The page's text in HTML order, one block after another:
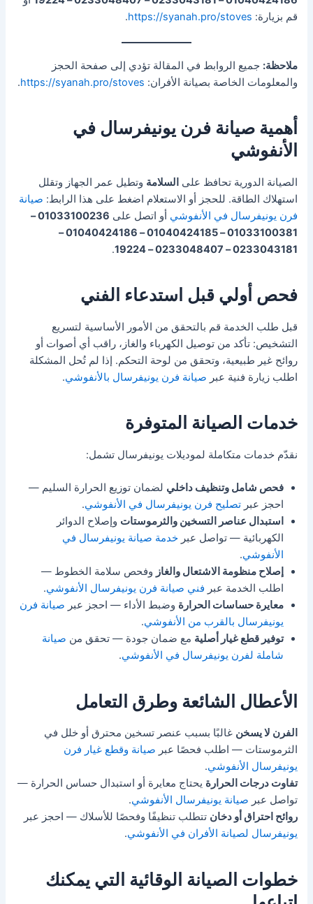
قم بزيارة: https://syanah.pro/stoves
.
ملاحظة: جميع الروابط في المقالة تؤدي إلى صفحة الحجز
والمعلومات الخاصة بصيانة الأفران: https://syanah.pro/stoves
.
أهمية صيانة فرن يونيفرسال في
الأنفوشي
الصيانة الدورية تحافظ على السلامة وتطيل عمر الجهاز وتقلل
استهلاك الطاقة. للحجز أو الاستعلام اضغط على هذا الرابط: صيانة
فرن يونيفرسال في الأنفوشي أو اتصل على
01033100236 –
01033100381 – 01040424185 – 01040424186 –
0233043181 – 0233048407 – 19224
.
فحص أولي قبل استدعاء الفني
قبل طلب الخدمة قم بالتحقق من الأمور الأساسية لتسريع
التشخيص: تأكد من توصيل الكهرباء والغاز، راقب أي أصوات أو
روائح غير طبيعية، وتحقق من لوحة التحكم. إذا لم تُحل المشكلة
اطلب زيارة فنية عبر صيانة فرن يونيفرسال بالأنفوشي.
خدمات الصيانة المتوفرة
نقدّم خدمات متكاملة لموديلات يونيفرسال تشمل:
فحص شامل وتنظيف داخلي لضمان توزيع الحرارة السليم —
احجز عبرتصليح فرن يونيفرسال في الأنفوشي.
استبدال عناصر التسخين والثرموستات وإصلاح الدوائر
الكهربائية — تواصل عبرخدمة صيانة يونيفرسال في
الأنفوشي.
إصلاح منظومة الاشتعال والغاز وفحص سلامة الخطوط —
اطلب الخدمة عبر فني صيانة فرن يونيفرسال الأنفوشي.
معايرة حساسات الحرارة وضبط الأداء — احجز عبر صيانة فرن
يونيفرسال بالقرب من الأنفوشي.
توفير قطع غيار أصلية مع ضمان جودة — تحقق من صيانة
شاملة لفرن يونيفرسال في الأنفوشي.
الأعطال الشائعة وطرق التعامل
الفرن لا يسخن غالبًا بسبب عنصر تسخين محترق أو خلل في
الثرموستات — اطلب فحصًا عبر صيانة وقطع غيار فرن
يونيفرسال الأنفوشي.
تفاوت درجات الحرارة يحتاج معايرة أو استبدال حساس الحرارة —
تواصل عبر صيانة يونيفرسال الأنفوشي.
روائح احتراق أو دخان تتطلب تنظيفًا وفحصًا للأسلاك — احجز عبر
يونيفرسال لصيانة الأفران في الأنفوشي.
خطوات الصيانة الوقائية التي يمكنك